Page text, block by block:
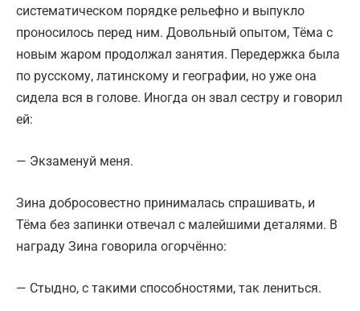
систематическом порядке рельефно и выпукло
проносилось перед ним. Довольный опытом, Тёма с
новым жаром продолжал занятия. Передержка была
по русскому, латинскому и географии, но уже она
сидела вся в голове. Иногда он звал сестру и говорил
ей:
— Экзаменуй меня.
Зина добросовестно принималась спрашивать, и
Тёма без запинки отвечал с малейшими деталями. В
награду Зина говорила огорчённо:
— Стыдно, с такими способностями, так лениться.